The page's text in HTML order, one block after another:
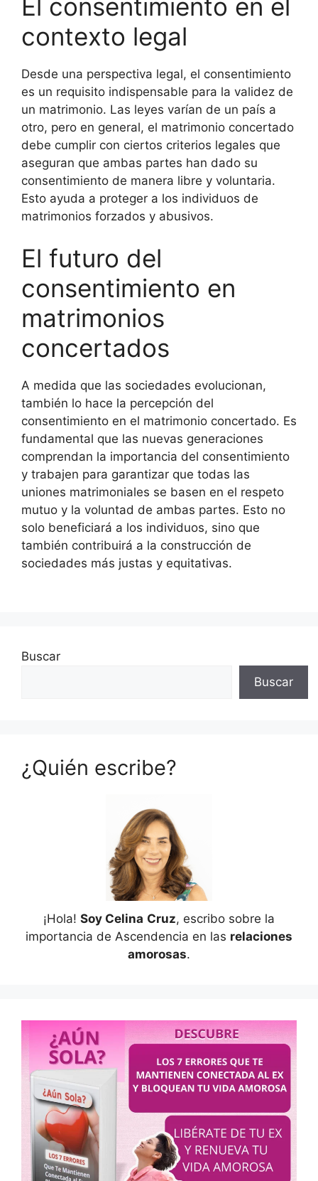
El consentimiento en el
contexto legal
Desde una perspectiva legal, el consentimiento
es un requisito indispensable para la validez de
un matrimonio. Las leyes varían de un país a
otro, pero en general, el matrimonio concertado
debe cumplir con ciertos criterios legales que
aseguran que ambas partes han dado su
consentimiento de manera libre y voluntaria.
Esto ayuda a proteger a los individuos de
matrimonios forzados y abusivos.
El futuro del
consentimiento en
matrimonios
concertados
A medida que las sociedades evolucionan,
también lo hace la percepción del
consentimiento en el matrimonio concertado. Es
fundamental que las nuevas generaciones
comprendan la importancia del consentimiento
y trabajen para garantizar que todas las
uniones matrimoniales se basen en el respeto
mutuo y la voluntad de ambas partes. Esto no
solo beneficiará a los individuos, sino que
también contribuirá a la construcción de
sociedades más justas y equitativas.
Buscar
Buscar
¿Quién escribe?
¡Hola! Soy Celina Cruz, escribo sobre la
importancia de Ascendencia en las relaciones
amorosas.